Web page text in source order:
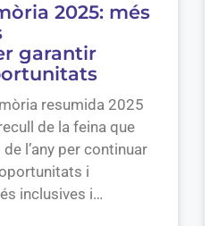
2025: més
garantir
resumida 2025
de la feina que
l’any per continuar
i
inclusives i…